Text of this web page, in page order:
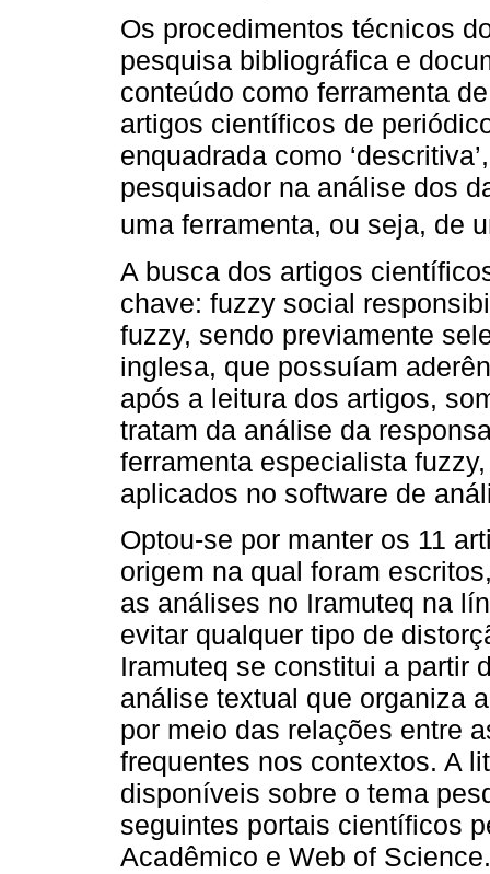
Os procedimentos técnicos
pesquisa bibliográfica e
conteúdo como ferramenta
artigos científicos de
enquadrada como
pesquisador na análise dos
uma ferramenta, ou seja, de
A busca dos artigos
chave: fuzzy social
fuzzy, sendo previamente
inglesa, que possuíam
após a leitura dos artigos,
tratam da análise da
ferramenta especialista
aplicados no software de
Optou-se por manter os 11
origem na qual foram
as análises no Iramuteq na
evitar qualquer tipo de
Iramuteq se constitui a partir
análise textual que organiza
por meio das relações entre
frequentes nos contextos. A
disponíveis sobre o tema
seguintes portais científicos
Acadêmico e Web of Science.